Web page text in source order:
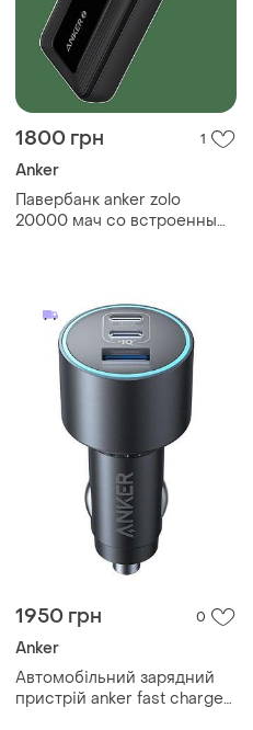
1800 грн 1
Anker
Павербанк anker zolo
20000 мач со встроенным
1950 грн 0
Anker
Автомобільний зарядний
пристрій anker fast charger